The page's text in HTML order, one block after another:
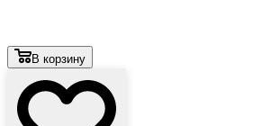
В корзину